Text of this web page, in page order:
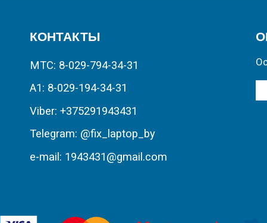
КОНТАКТЫ
МТС: 8-029-794-34-31
А1: 8-029-194-34-31
Viber: +375291943431
Telegram: @fix_laptop_by
e-mail: 1943431@gmail.com